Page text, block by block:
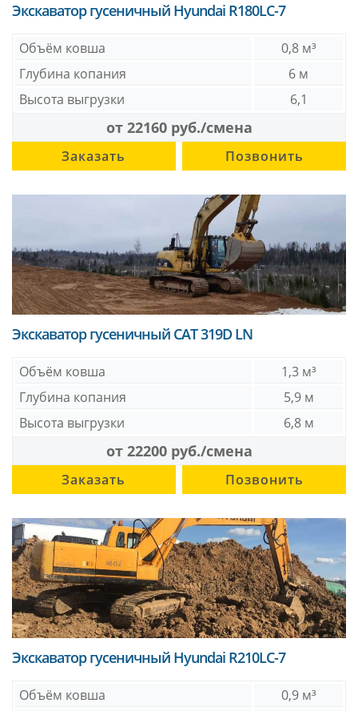
Экскаватор гусеничный Hyundai R180LC-7
Объём ковша
0,8 м³
Глубина копания
6 м
Высота выгрузки
6,1
от 22160 руб./смена
Заказать Позвонить
Экскаватор гусеничный CAT 319D LN
Объём ковша
1,3 м³
Глубина копания
5,9 м
Высота выгрузки
6,8 м
от 22200 руб./смена
Заказать Позвонить
Экскаватор гусеничный Hyundai R210LC-7
Объём ковша
0,9 м³